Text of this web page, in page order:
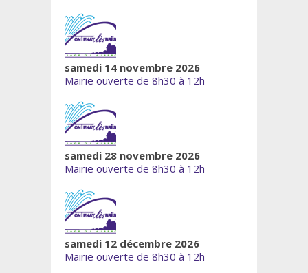
samedi 14 novembre 2026
Mairie ouverte de 8h30 à 12h
samedi 28 novembre 2026
Mairie ouverte de 8h30 à 12h
samedi 12 décembre 2026
Mairie ouverte de 8h30 à 12h